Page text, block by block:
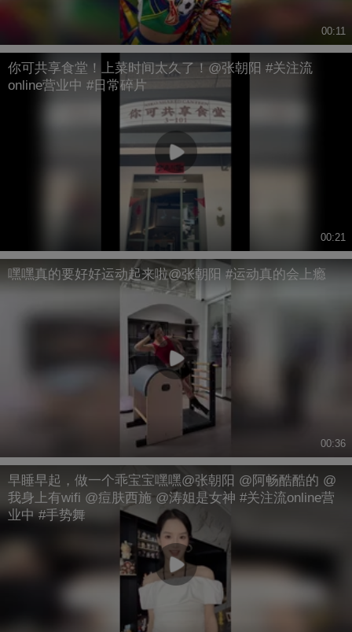
00:11
你可共享食堂！上菜时间太久了！@张朝阳 #关注流
online营业中 #日常碎片
00:21
嘿嘿真的要好好运动起来啦@张朝阳 #运动真的会上瘾
00:36
早睡早起，做一个乖宝宝嘿嘿@张朝阳 @阿畅酷酷的 @
我身上有wifi @痘肤西施 @涛姐是女神 #关注流online营
业中 #手势舞